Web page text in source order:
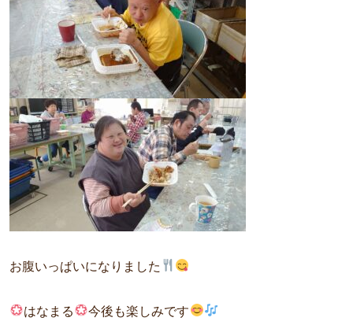
お腹いっぱいになりました
はなまる 今後も楽しみです